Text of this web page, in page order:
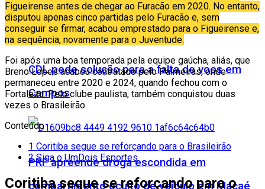
São Paulo
CDL pede solução para a falta de voos em
Campos
PRF apreende droga escondida em
compartimento oculto de veículo em Macaé
Figueirense antes de chegar ao Furacão em 2020. No entanto,
disputou apenas cinco partidas pelo Furacão e, sem
conseguir se firmar, acabou emprestado para o Figueirense e,
na sequência, novamente para o Juventude.
Foi após uma boa temporada pela equipe gaúcha, aliás, que
Breno Lopes acabou contratado pelo Palmeiras, onde
permaneceu entre 2020 e 2024, quando fechou com o
Fortaleza. Pelo clube paulista, também conquistou duas
vezes o Brasileirão.
Conteúdo
1 Coritiba segue se reforçando para o Brasileirão
2Siga o UmDois Esportes
Coritiba segue se reforçando para o